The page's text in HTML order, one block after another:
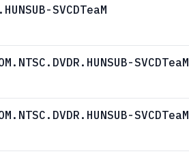
SVCDTeaM
SVCDTeaM
SVCDTeaM